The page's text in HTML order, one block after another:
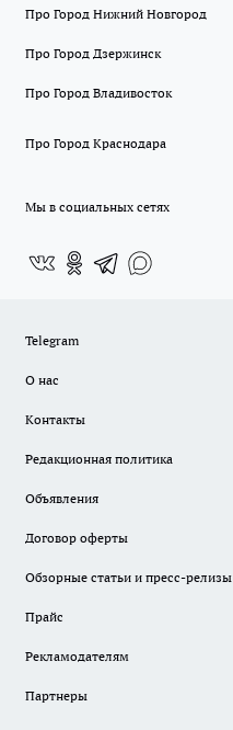
Про Город Нижний Новгород
Про Город Дзержинск
Про Город Владивосток
Про Город Краснодара
Мы в социальных сетях
Telegram
О нас
Контакты
Редакционная политика
Объявления
Договор оферты
Обзорные статьи и пресс-релизы
Прайс
Рекламодателям
Партнеры